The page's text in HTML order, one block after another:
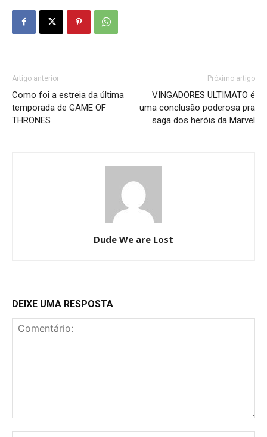
Artigo anterior
Como foi a estreia da última
temporada de GAME OF
THRONES
Próximo artigo
VINGADORES ULTIMATO é
uma conclusão poderosa pra
saga dos heróis da Marvel
Dude We are Lost
DEIXE UMA RESPOSTA